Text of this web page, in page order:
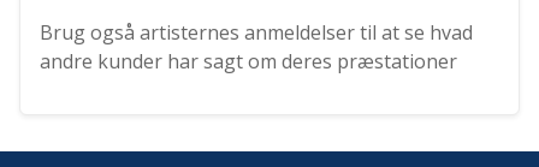
Brug også artisternes anmeldelser til at se hvad
andre kunder har sagt om deres præstationer